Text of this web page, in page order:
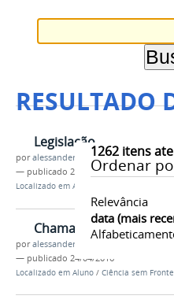
RESULTADO
1262itens
Ordenar
Relevância
data (mais
Legislação
poralessander.thomaz
— publicado 24/04/2016
Localizado em Aluno
Chamadas
poralessander.thomaz
— publicado 24/04/2016
Localizado em Aluno / Ciência sem